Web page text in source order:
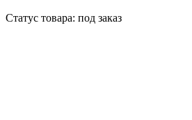
Статус товара: под заказ